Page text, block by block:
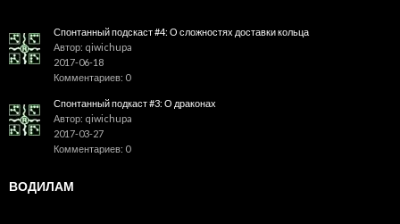
Спонтанный подскаст #4: О сложностях доставки кольца
Автор: qiwichupa
2017-06-18
Комментариев: 0
Спонтанный подкаст #3: О драконах
Автор: qiwichupa
2017-03-27
Комментариев: 0
ВОДИЛАМ